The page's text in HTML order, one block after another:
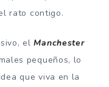
rato contigo.
elManchester
pequeños, lo
que viva en la